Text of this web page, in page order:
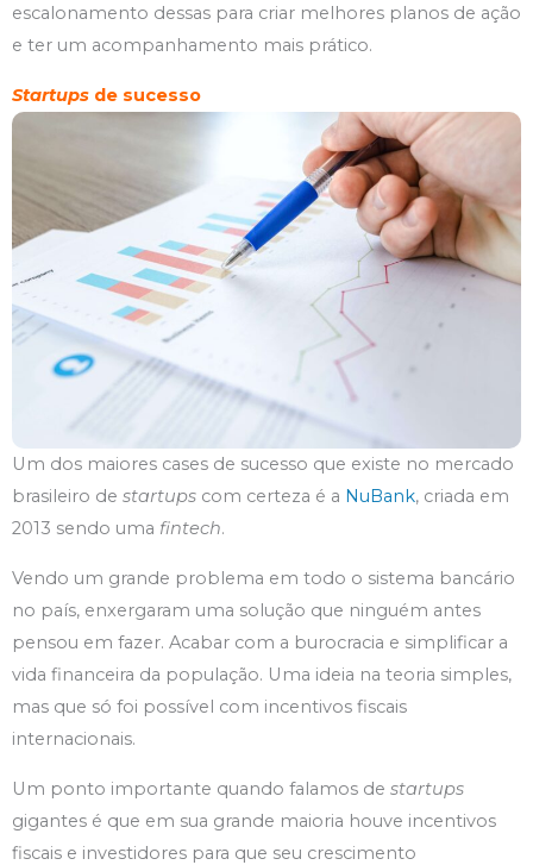
escalonamento dessas para criar melhores planos de ação
e ter um acompanhamento mais prático.
Startups de sucesso
Um dos maiores cases de sucesso que existe no mercado
brasileiro de startups com certeza é a NuBank, criada em
2013 sendo uma fintech.
Vendo um grande problema em todo o sistema bancário
no país, enxergaram uma solução que ninguém antes
pensou em fazer. Acabar com a burocracia e simplificar a
vida financeira da população. Uma ideia na teoria simples,
mas que só foi possível com incentivos fiscais
internacionais.
Um ponto importante quando falamos de startups
gigantes é que em sua grande maioria houve incentivos
fiscais e investidores para que seu crescimento